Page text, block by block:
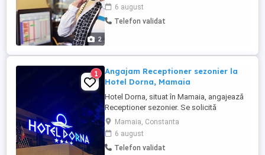
2
sunați sau lăsați mesaje la numărul afișat
mai sus in poza
6 august
Telefon validat
1
Angajam Receptioner sezonier la
Hotel Dorna, Mamaia
Hotel Dorna, situat în Mamaia, angajează
Receptioner sezonier. Se solicită
disponibilitate pentru muncă pe durata
sezonului estival și capacitatea de a lucra
în ture. Cei interesați pot suna la nr de
telefon pentru mai multe detalii.
Mamaia, Constanta
6 august
Telefon validat